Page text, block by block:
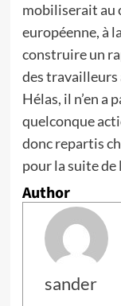
mobiliserait au
européenne, à
construire un
des travailleurs
Hélas, il n’en a
quelconque
donc repartis
pour la suite de
Author
sander